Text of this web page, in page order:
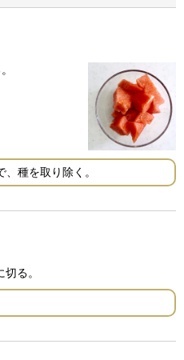
種を取り除く。
る。